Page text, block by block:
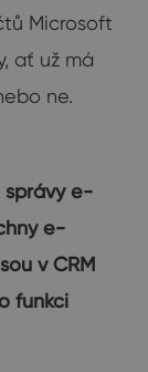
Microsoft
ať už má
ne.
správy e-
e-
v CRM
funkci